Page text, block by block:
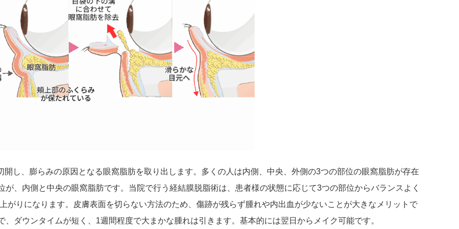
し、膨らみの原因となる眼窩脂肪を取り出します。多くの人は内側、中央、外側の3つの部位の眼窩脂肪が存在
、内側と中央の眼窩脂肪です。当院で行う経結膜脱脂術は、患者様の状態に応じて3つの部位からバランスよく
がりになります。皮膚表面を切らない方法のため、傷跡が残らず腫れや内出血が少ないことが大きなメリットで
ダウンタイムが短く、1週間程度で大まかな腫れは引きます。基本的には翌日からメイク可能です。